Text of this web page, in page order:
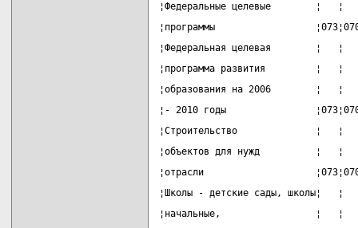
¦Федеральные целевые
¦программы
¦Федеральная целевая
¦программа развития
¦образования на 2006
¦- 2010 годы
¦Строительство              ¦
¦объектов для нужд
¦отрасли
¦Школы - детские сады,
¦начальные,                 ¦